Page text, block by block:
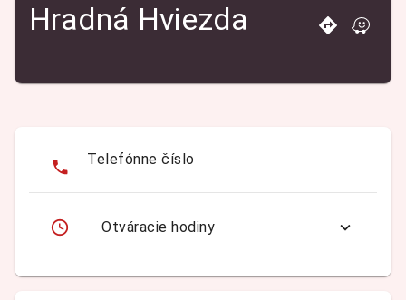
Hradná Hviezda
Telefónne číslo
—
Otváracie hodiny